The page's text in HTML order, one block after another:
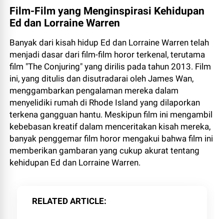
Film-Film yang Menginspirasi Kehidupan
Ed dan Lorraine Warren
Banyak dari kisah hidup Ed dan Lorraine Warren telah
menjadi dasar dari film-film horor terkenal, terutama
film "The Conjuring" yang dirilis pada tahun 2013. Film
ini, yang ditulis dan disutradarai oleh James Wan,
menggambarkan pengalaman mereka dalam
menyelidiki rumah di Rhode Island yang dilaporkan
terkena gangguan hantu. Meskipun film ini mengambil
kebebasan kreatif dalam menceritakan kisah mereka,
banyak penggemar film horor mengakui bahwa film ini
memberikan gambaran yang cukup akurat tentang
kehidupan Ed dan Lorraine Warren.
RELATED ARTICLE